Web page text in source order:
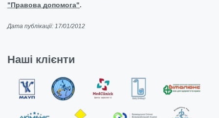
"Правова допомога".
Дата публікації: 17/01/2012
Наші клієнти